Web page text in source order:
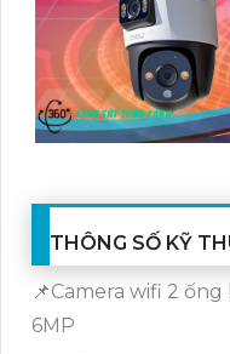
THÔNG SỐ KỸ
📌Camera wifi 2
6MP